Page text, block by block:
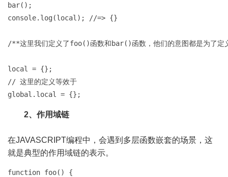
bar();
console.log(local); //=> {}
/**这里我们定义了foo()函数和bar()函数，他们的意图都是为了定
local = {};
// 这里的定义等效于
global.local = {};
2、作用域链
在JAVASCRIPT编程中，会遇到多层函数嵌套的场景，这
就是典型的作用域链的表示。
function foo() {